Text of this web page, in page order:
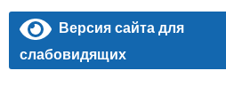
Версия сайта для
слабовидящих